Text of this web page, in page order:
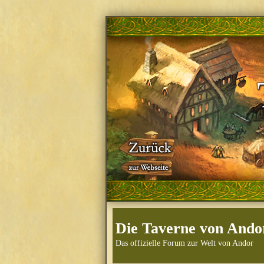
Die Taverne von
Das offizielle Forum zur Welt von Andor